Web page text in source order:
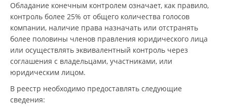
Обладание конечным контролем означает, как правило,
контроль более 25% от общего количества голосов
компании, наличие права назначать или отстранять
более половины членов правления юридического лица
или осуществлять эквивалентный контроль через
соглашения с владельцами, участниками, или
юридическим лицом.
В реестр необходимо предоставлять следующие
сведения: